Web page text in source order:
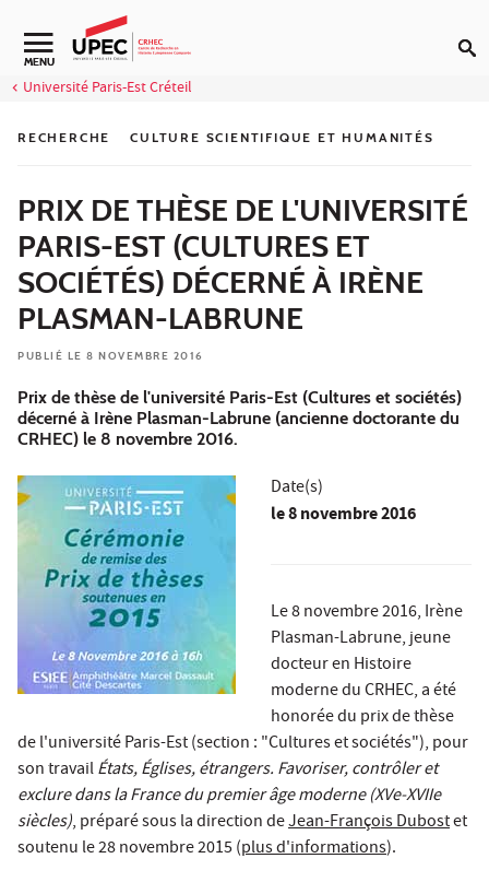
Aller au contenu
Navigation secondaire
MENU
Université Paris-Est Créteil
RECHERCHE CULTURE SCIENTIFIQUE ET HUMANITÉS
PRIX DE THÈSE DE L'UNIVERSITÉ
PARIS-EST (CULTURES ET
SOCIÉTÉS) DÉCERNÉ À IRÈNE
PLASMAN-LABRUNE
PUBLIÉ LE 8 NOVEMBRE 2016
Prix de thèse de l'université Paris-Est (Cultures et sociétés)
décerné à Irène Plasman-Labrune (ancienne doctorante du
CRHEC) le 8 novembre 2016.
Date(s)
le8 novembre 2016
Le 8 novembre 2016, Irène
Plasman-Labrune, jeune
docteur en Histoire
moderne du CRHEC, a été
honorée du prix de thèse
de l'université Paris-Est (section : "Cultures et sociétés"), pour
son travailÉtats, Églises, étrangers. Favoriser, contrôler et
exclure dans la France du premier âge moderne (XVe-XVIIe
siècles), préparé sous la direction deJean-François Dubostet
soutenu le 28 novembre 2015 (plus d'informations).